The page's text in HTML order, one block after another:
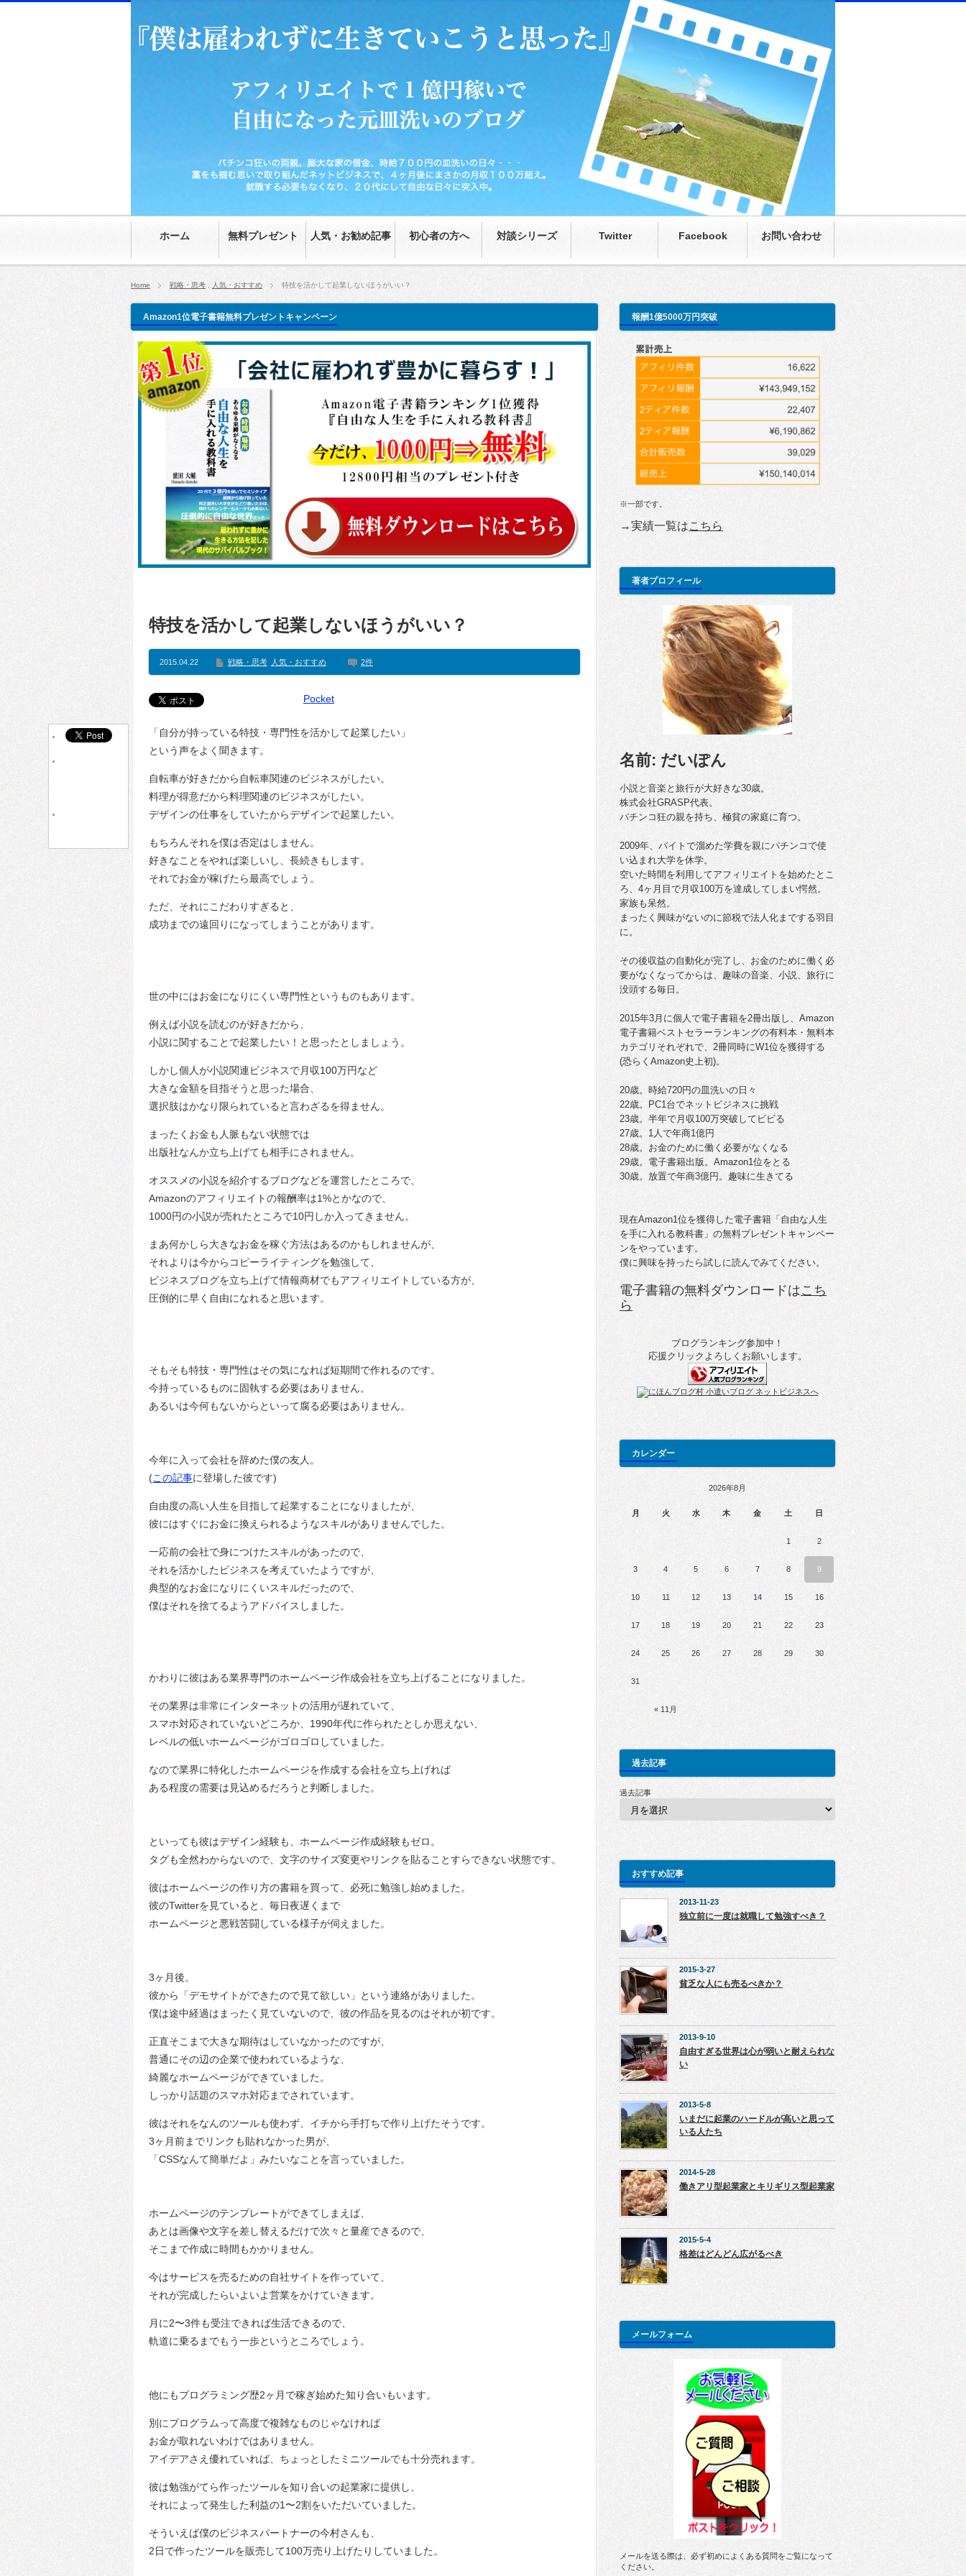
ホーム 無料プレゼント 人気・お勧め記事 初心者の方へ 対談シリーズ Twitter Facebook お問い合わせ
パチンコ狂いの両親、膨大な家の借金、時給700円の皿洗いの日々…が、藁をもつかむ思いで取り組んだネットビジネスで、4ヶ月後にまさかの月収100万超え。僕も呆然。家族も呆
然。就職する必要もなくなり、20代にして自由な日々に突入中。
Home 戦略・思考 人気・おすすめ 特技を活かして起業しないほうがいい？
Amazon1位電子書籍無料プレゼントキャンペーン
特技を活かして起業しないほうがいい？
2015.04.22 戦略・思考 人気・おすすめ 2件
Pocket
「自分が持っている特技・専門性を活かして起業したい」
という声をよく聞きます。
自転車が好きだから自転車関連のビジネスがしたい。
料理が得意だから料理関連のビジネスがしたい。
デザインの仕事をしていたからデザインで起業したい。
もちろんそれを僕は否定はしません。
好きなことをやれば楽しいし、長続きもします。
それでお金が稼げたら最高でしょう。
ただ、それにこだわりすぎると、
成功までの遠回りになってしまうことがあります。
世の中にはお金になりにくい専門性というものもあります。
例えば小説を読むのが好きだから、
小説に関することで起業したい！と思ったとしましょう。
しかし個人が小説関連ビジネスで月収100万円など
大きな金額を目指そうと思った場合、
選択肢はかなり限られていると言わざるを得ません。
まったくお金も人脈もない状態では
出版社なんか立ち上げても相手にされません。
オススメの小説を紹介するブログなどを運営したところで、
Amazonのアフィリエイトの報酬率は1%とかなので、
1000円の小説が売れたところで10円しか入ってきません。
まあ何かしら大きなお金を稼ぐ方法はあるのかもしれませんが、
それよりは今からコピーライティングを勉強して、
ビジネスブログを立ち上げて情報商材でもアフィリエイトしている方が、
圧倒的に早く自由になれると思います。
そもそも特技・専門性はその気になれば短期間で作れるのです。
今持っているものに固執する必要はありません。
あるいは今何もないからといって腐る必要はありません。
今年に入って会社を辞めた僕の友人。
(この記事に登場した彼です)
自由度の高い人生を目指して起業することになりましたが、
彼にはすぐにお金に換えられるようなスキルがありませんでした。
一応前の会社で身につけたスキルがあったので、
それを活かしたビジネスを考えていたようですが、
典型的なお金になりにくいスキルだったので、
僕はそれを捨てるようアドバイスしました。
かわりに彼はある業界専門のホームページ作成会社を立ち上げることになりました。
その業界は非常にインターネットの活用が遅れていて、
スマホ対応されていないどころか、1990年代に作られたとしか思えない、
レベルの低いホームページがゴロゴロしていました。
なので業界に特化したホームページを作成する会社を立ち上げれば
ある程度の需要は見込めるだろうと判断しました。
といっても彼はデザイン経験も、ホームページ作成経験もゼロ。
タグも全然わからないので、文字のサイズ変更やリンクを貼ることすらできない状態です。
彼はホームページの作り方の書籍を買って、必死に勉強し始めました。
彼のTwitterを見ていると、毎日夜遅くまで
ホームページと悪戦苦闘している様子が伺えました。
3ヶ月後。
彼から「デモサイトができたので見て欲しい」という連絡がありました。
僕は途中経過はまったく見ていないので、彼の作品を見るのはそれが初です。
正直そこまで大きな期待はしていなかったのですが、
普通にその辺の企業で使われているような、
綺麗なホームページができていました。
しっかり話題のスマホ対応までされています。
彼はそれをなんのツールも使わず、イチから手打ちで作り上げたそうです。
3ヶ月前までリンクも貼れなかった男が、
「CSSなんて簡単だよ」みたいなことを言っていました。
ホームページのテンプレートができてしまえば、
あとは画像や文字を差し替えるだけで次々と量産できるので、
そこまで作成に時間もかかりません。
今はサービスを売るための自社サイトを作っていて、
それが完成したらいよいよ営業をかけていきます。
月に2〜3件も受注できれば生活できるので、
軌道に乗るまでもう一歩というところでしょう。
他にもプログラミング歴2ヶ月で稼ぎ始めた知り合いもいます。
別にプログラムって高度で複雑なものじゃなければ
お金が取れないわけではありません。
アイデアさえ優れていれば、ちょっとしたミニツールでも十分売れます。
彼は勉強がてら作ったツールを知り合いの起業家に提供し、
それによって発生した利益の1〜2割をいただいていました。
そういえば僕のビジネスパートナーの今村さんも、
2日で作ったツールを販売して100万売り上げたりしていました。
報酬1億5000万円突破
※一部です。
→実績一覧はこちら
著者プロフィール
名前: だいぽん
小説と音楽と旅行が大好きな30歳。
株式会社GRASP代表。
パチンコ狂の親を持ち、極貧の家庭に育つ。
2009年、バイトで溜めた学費を親にパチンコで使
い込まれ大学を休学。
空いた時間を利用してアフィリエイトを始めたとこ
ろ、4ヶ月目で月収100万を達成してしまい愕然。
家族も呆然。
まったく興味がないのに節税で法人化までする羽目
に。
その後収益の自動化が完了し、お金のために働く必
要がなくなってからは、趣味の音楽、小説、旅行に
没頭する毎日。
2015年3月に個人で電子書籍を2冊出版し、Amazon
電子書籍ベストセラーランキングの有料本・無料本
カテゴリそれぞれで、2冊同時にW1位を獲得する
(恐らくAmazon史上初)。
20歳。時給720円の皿洗いの日々
22歳。PC1台でネットビジネスに挑戦
23歳。半年で月収100万突破してビビる
27歳。1人で年商1億円
28歳。お金のために働く必要がなくなる
29歳。電子書籍出版。Amazon1位をとる
30歳。放置で年商3億円。趣味に生きてる
現在Amazon1位を獲得した電子書籍「自由な人生
を手に入れる教科書」の無料プレゼントキャンペー
ンをやっています。
僕に興味を持ったら試しに読んでみてください。
電子書籍の無料ダウンロードはこち
ら
ブログランキング参加中！
応援クリックよろしくお願いします。
カレンダー
2026年8月
月 火 水 木 金 土 日
« 11月
1 2
3 4 5 6 7 8 9
10 11 12 13 14 15 16
17 18 19 20 21 22 23
24 25 26 27 28 29 30
31
過去記事
過去記事
おすすめ記事
2013-11-23
独立前に一度は就職して勉強すべき？
2015-3-27
貧乏な人にも売るべきか？
2013-9-10
自由すぎる世界は心が弱いと耐えられな
い
2013-5-8
いまだに起業のハードルが高いと思って
いる人たち
2014-5-28
働きアリ型起業家とキリギリス型起業家
2015-5-4
格差はどんどん広がるべき
メールフォーム
メールを送る際は、必ず初めによくある質問をご覧になって
ください。